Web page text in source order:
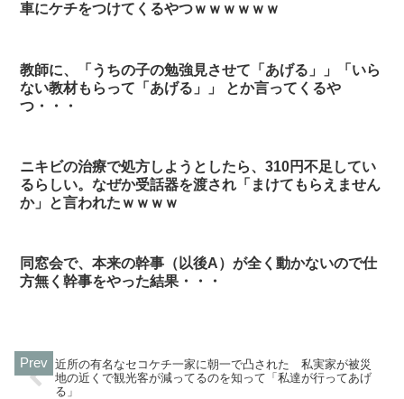
車にケチをつけてくるやつｗｗｗｗｗｗ
教師に、「うちの子の勉強見させて「あげる」」「いら
ない教材もらって「あげる」」 とか言ってくるや
つ・・・
ニキビの治療で処方しようとしたら、310円不足してい
るらしい。なぜか受話器を渡され「まけてもらえません
か」と言われたｗｗｗｗ
同窓会で、本来の幹事（以後A）が全く動かないので仕
方無く幹事をやった結果・・・
近所の有名なセコケチ一家に朝一で凸された 私実家が被災
地の近くで観光客が減ってるのを知って「私達が行ってあげ
る」